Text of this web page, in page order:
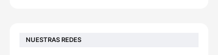
NUESTRAS REDES